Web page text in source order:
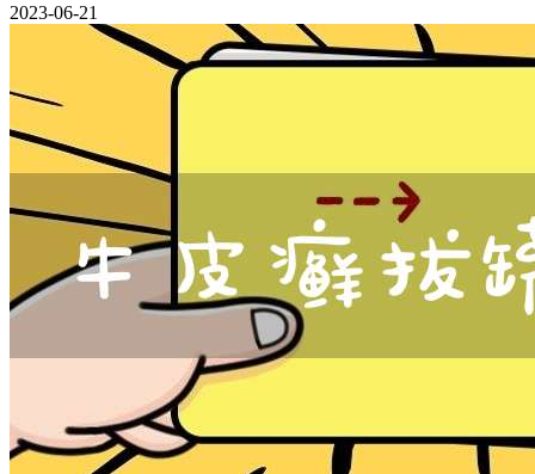
2023-06-21